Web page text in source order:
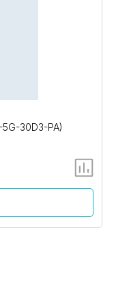
30D3-PA)